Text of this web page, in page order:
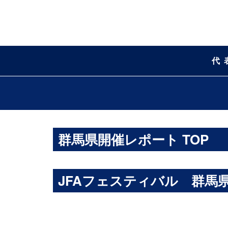
代
群馬県開催レポート TOP
JFAフェスティバル 群馬